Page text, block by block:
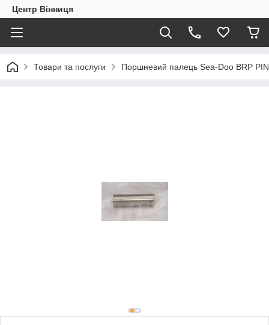
Центр Вінниця
Товари та послуги Поршневий палець Sea-Doo BRP